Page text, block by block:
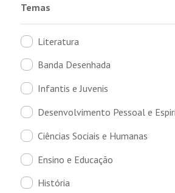
Temas
Literatura
Banda Desenhada
Infantis e Juvenis
Desenvolvimento Pessoal e
Ciências Sociais e Humanas
Ensino e Educação
História